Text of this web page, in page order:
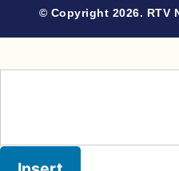
© Copyright 2026. RTV